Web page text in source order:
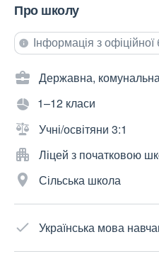
Про школу
Інформація з
Державна,
1–12 класи
Учні/освітяни 3:1
Ліцей з початковою
Сільська школа
Українська мова